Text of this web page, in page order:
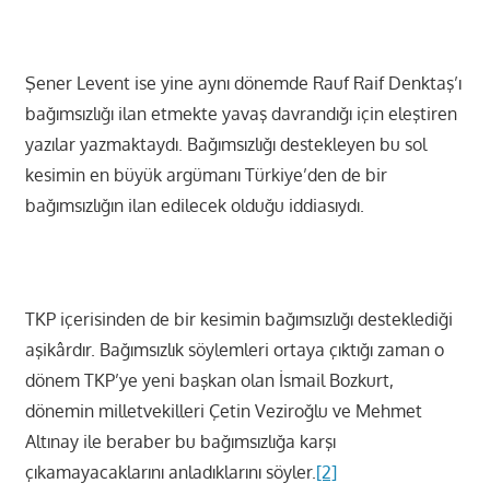
Şener Levent ise yine aynı dönemde Rauf Raif Denktaş’ı
bağımsızlığı ilan etmekte yavaş davrandığı için eleştiren
yazılar yazmaktaydı. Bağımsızlığı destekleyen bu sol
kesimin en büyük argümanı Türkiye’den de bir
bağımsızlığın ilan edilecek olduğu iddiasıydı.
TKP içerisinden de bir kesimin bağımsızlığı desteklediği
aşikârdır. Bağımsızlık söylemleri ortaya çıktığı zaman o
dönem TKP’ye yeni başkan olan İsmail Bozkurt,
dönemin milletvekilleri Çetin Veziroğlu ve Mehmet
Altınay ile beraber bu bağımsızlığa karşı
çıkamayacaklarını anladıklarını söyler.[2]